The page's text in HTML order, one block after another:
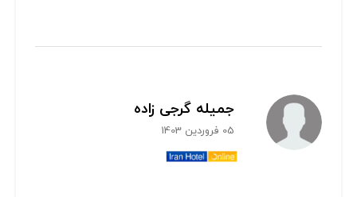
جمیله گرجی زاده
05 فروردین 1403